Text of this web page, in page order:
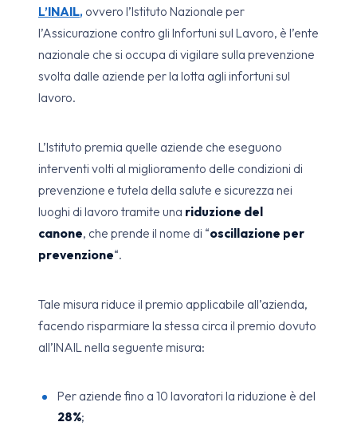
L’INAIL, ovvero l’Istituto Nazionale per
l’Assicurazione contro gli Infortuni sul Lavoro, è l’ente
nazionale che si occupa di vigilare sulla prevenzione
svolta dalle aziende per la lotta agli infortuni sul
lavoro.
L’Istituto premia quelle aziende che eseguono
interventi volti al miglioramento delle condizioni di
prevenzione e tutela della salute e sicurezza nei
luoghi di lavoro tramite una riduzione del
canone, che prende il nome di “oscillazione per
prevenzione“.
Tale misura riduce il premio applicabile all’azienda,
facendo risparmiare la stessa circa il premio dovuto
all’INAIL nella seguente misura:
Per aziende fino a 10 lavoratori la riduzione è del
28%;